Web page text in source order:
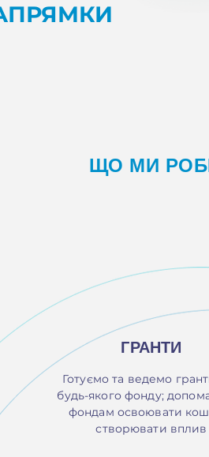
ЩО МИ
ГРАНТИ
Готуємо та ведемо
будь-якого фонду;
фондам освоювати
створювати вплив